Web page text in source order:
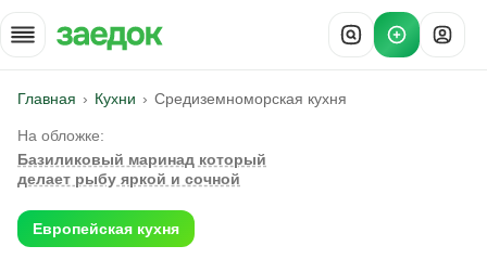
Главная Кухни Средиземноморская кухня
На обложке:
Базиликовый маринад который
делает рыбу яркой и сочной
Европейская кухня